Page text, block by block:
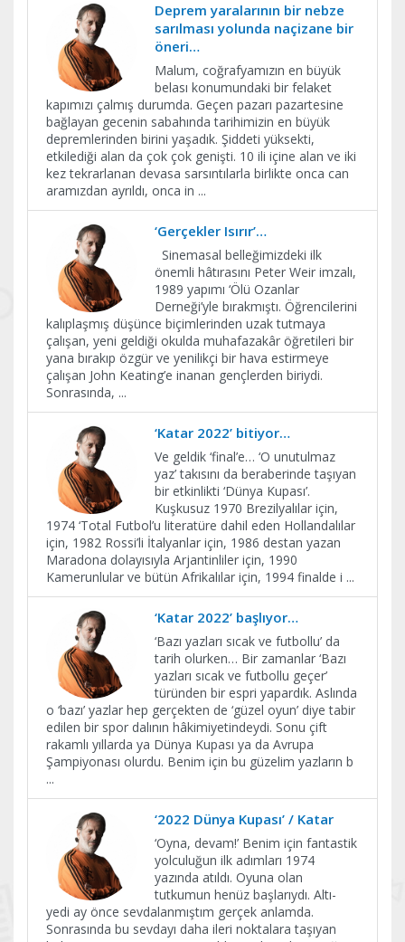
Deprem yaralarının bir nebze
sarılması yolunda naçizane bir
öneri…
Malum, coğrafyamızın en büyük
belası konumundaki bir felaket
kapımızı çalmış durumda. Geçen pazarı pazartesine
bağlayan gecenin sabahında tarihimizin en büyük
depremlerinden birini yaşadık. Şiddeti yüksekti,
etkilediği alan da çok çok genişti. 10 ili içine alan ve iki
kez tekrarlanan devasa sarsıntılarla birlikte onca can
aramızdan ayrıldı, onca in ...
‘Gerçekler Isırır’…
Sinemasal belleğimizdeki ilk
önemli hâtırasını Peter Weir imzalı,
1989 yapımı ‘Ölü Ozanlar
Derneği’yle bırakmıştı. Öğrencilerini
kalıplaşmış düşünce biçimlerinden uzak tutmaya
çalışan, yeni geldiği okulda muhafazakâr öğretileri bir
yana bırakıp özgür ve yenilikçi bir hava estirmeye
çalışan John Keating’e inanan gençlerden biriydi.
Sonrasında, ...
‘Katar 2022’ bitiyor…
Ve geldik ‘final’e… ‘O unutulmaz
yaz’ takısını da beraberinde taşıyan
bir etkinlikti ‘Dünya Kupası’.
Kuşkusuz 1970 Brezilyalılar için,
1974 ‘Total Futbol’u literatüre dahil eden Hollandalılar
için, 1982 Rossi’li İtalyanlar için, 1986 destan yazan
Maradona dolayısıyla Arjantinliler için, 1990
Kamerunlular ve bütün Afrikalılar için, 1994 finalde i ...
‘Katar 2022’ başlıyor…
‘Bazı yazları sıcak ve futbollu’ da
tarih olurken… Bir zamanlar ‘Bazı
yazları sıcak ve futbollu geçer’
türünden bir espri yapardık. Aslında
o ‘bazı’ yazlar hep gerçekten de ‘güzel oyun’ diye tabir
edilen bir spor dalının hâkimiyetindeydi. Sonu çift
rakamlı yıllarda ya Dünya Kupası ya da Avrupa
Şampiyonası olurdu. Benim için bu güzelim yazların b
...
‘2022 Dünya Kupası’ / Katar
‘Oyna, devam!’ Benim için fantastik
yolculuğun ilk adımları 1974
yazında atıldı. Oyuna olan
tutkumun henüz başlarıydı. Altı-
yedi ay önce sevdalanmıştım gerçek anlamda.
Sonrasında bu sevdayı daha ileri noktalara taşıyan